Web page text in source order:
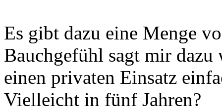
Es gibt dazu eine Menge
Bauchgefühl sagt mir
einen privaten Einsatz
Vielleicht in fünf Jahren?